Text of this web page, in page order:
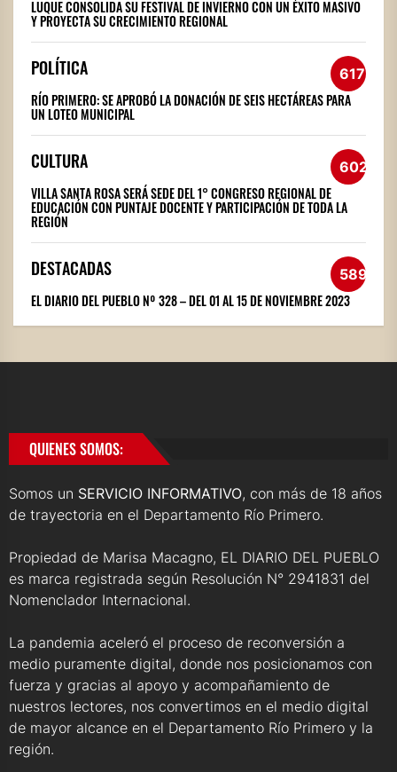
LUQUE CONSOLIDA SU FESTIVAL DE INVIERNO CON UN ÉXITO MASIVO
Y PROYECTA SU CRECIMIENTO REGIONAL
POLÍTICA 617
RÍO PRIMERO: SE APROBÓ LA DONACIÓN DE SEIS HECTÁREAS PARA
UN LOTEO MUNICIPAL
CULTURA 602
VILLA SANTA ROSA SERÁ SEDE DEL 1° CONGRESO REGIONAL DE
EDUCACIÓN CON PUNTAJE DOCENTE Y PARTICIPACIÓN DE TODA LA
REGIÓN
DESTACADAS 589
EL DIARIO DEL PUEBLO Nº 328 – DEL 01 AL 15 DE NOVIEMBRE 2023
QUIENES SOMOS:
Somos un SERVICIO INFORMATIVO, con más de 18 años
de trayectoria en el Departamento Río Primero.
Propiedad de Marisa Macagno, EL DIARIO DEL PUEBLO
es marca registrada según Resolución N° 2941831 del
Nomenclador Internacional.
La pandemia aceleró el proceso de reconversión a
medio puramente digital, donde nos posicionamos con
fuerza y gracias al apoyo y acompañamiento de
nuestros lectores, nos convertimos en el medio digital
de mayor alcance en el Departamento Río Primero y la
región.